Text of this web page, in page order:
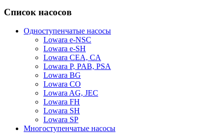
Список насосов
Одноступенчатые насосы
Lowara e-NSC
Lowara e-SH
Lowara CEA, CA
Lowara P, PAB, PSA
Lowara BG
Lowara CO
Lowara AG, JEC
Lowara FH
Lowara SH
Lowara SP
Многоступенчатые насосы